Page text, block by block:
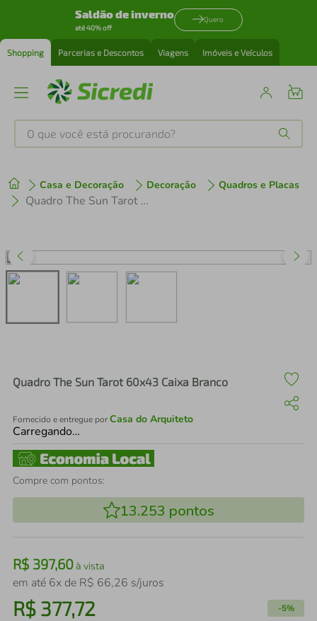
Saldão de inverno
até 40% off
Quero
Shopping Parcerias e Descontos Viagens Imóveis e Veículos
O que você está procurando?
Casa e Decoração Decoração Quadros e Placas
Quadro The Sun Tarot 60x43 Caixa Branco
Quadro The Sun Tarot 60x43 Caixa Branco
Fornecido e entregue porCasa do Arquiteto
Carregando…
Compre com pontos:
13.253 pontos
R$ 397,60à vista
em até 6x de R$ 66,26 s/juros
R$ 377,72 -5%
1º tenis
perfume